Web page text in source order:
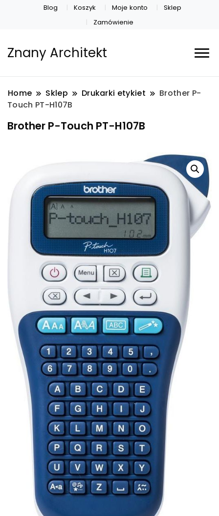
Blog Koszyk Moje konto
Sklep
Zamówienie
Znany Architekt
Home Sklep Drukarki etykiet
Brother P-
Touch PT-H107B
Brother P-Touch PT-H107B